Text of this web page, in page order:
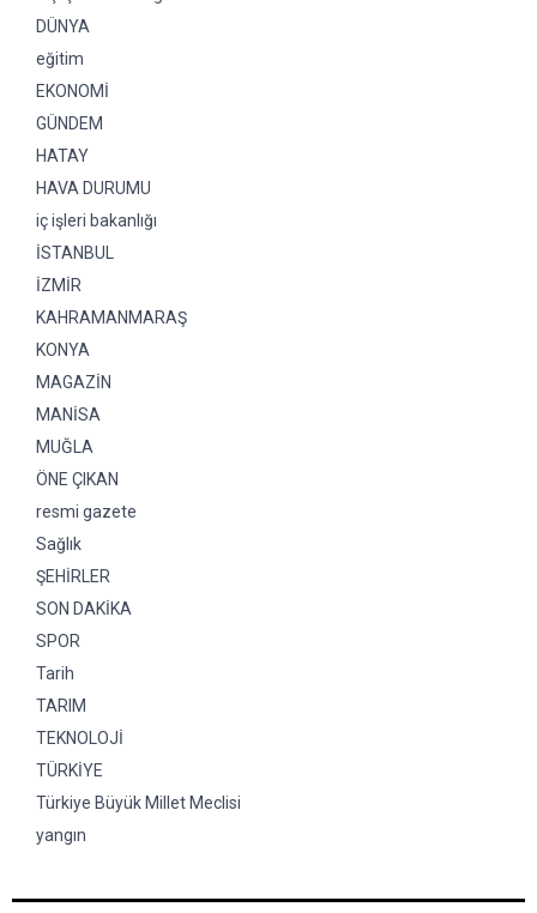
DÜNYA
eğitim
EKONOMİ
GÜNDEM
HATAY
HAVA DURUMU
iç işleri bakanlığı
İSTANBUL
İZMİR
KAHRAMANMARAŞ
KONYA
MAGAZİN
MANİSA
MUĞLA
ÖNE ÇIKAN
resmi gazete
Sağlık
ŞEHİRLER
SON DAKİKA
SPOR
Tarih
TARIM
TEKNOLOJİ
TÜRKİYE
Türkiye Büyük Millet Meclisi
yangın